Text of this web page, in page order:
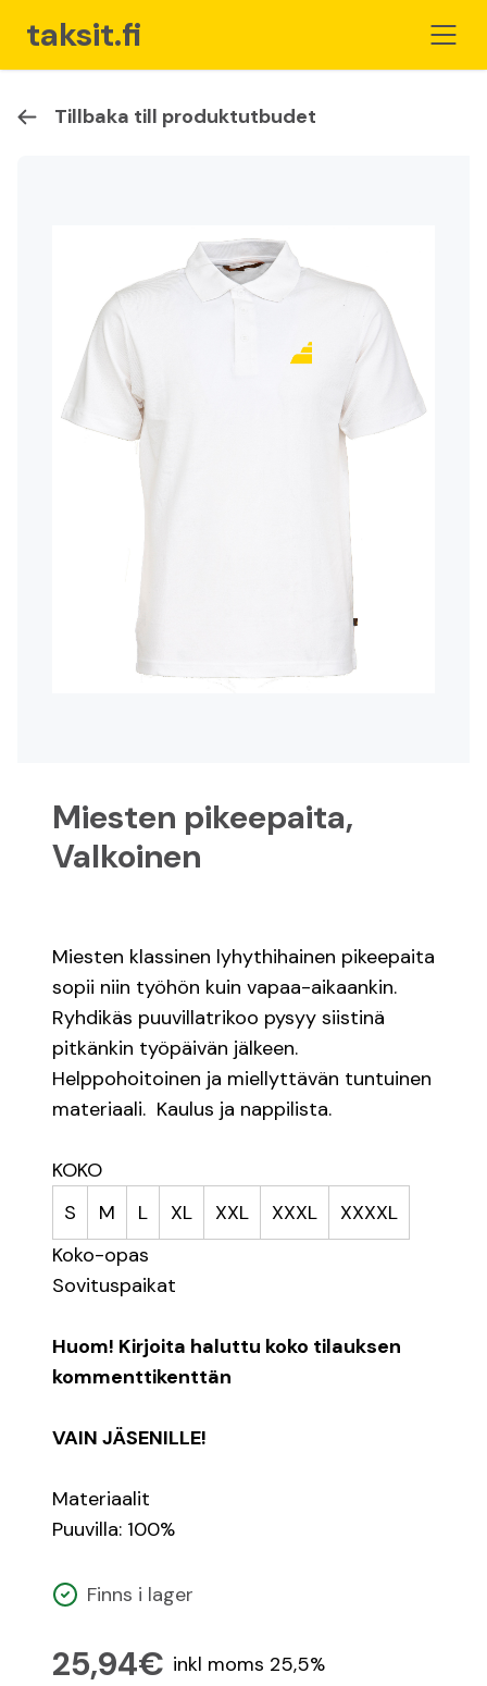
taksit.fi
Butik
Varukorg
Bli medlem
Registrera dig
Tillbaka till produktutbudet
Miesten pikeepaita,
Valkoinen
Miesten klassinen lyhythihainen pikeepaita
sopii niin työhön kuin vapaa-aikaankin.
Ryhdikäs puuvillatrikoo pysyy siistinä
pitkänkin työpäivän jälkeen.
Helppohoitoinen ja miellyttävän tuntuinen
materiaali. Kaulus ja nappilista.
KOKO
S
M L XL XXL XXXL
XXXXL
Koko-opas
Sovituspaikat
Huom! Kirjoita haluttu koko tilauksen
kommenttikenttän
VAIN JÄSENILLE!
Materiaalit
Puuvilla: 100%
Finns i lager
25,94€ inkl moms 25,5%